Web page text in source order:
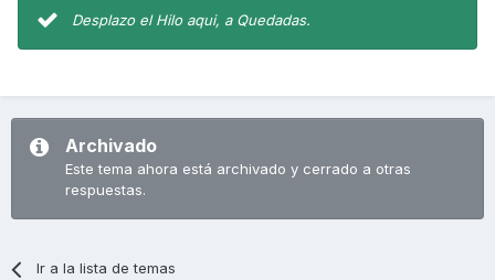
Desplazo el Hilo aqui, a Quedadas.
Archivado
Este tema ahora está archivado y cerrado a otras
respuestas.
Ir a la lista de temas